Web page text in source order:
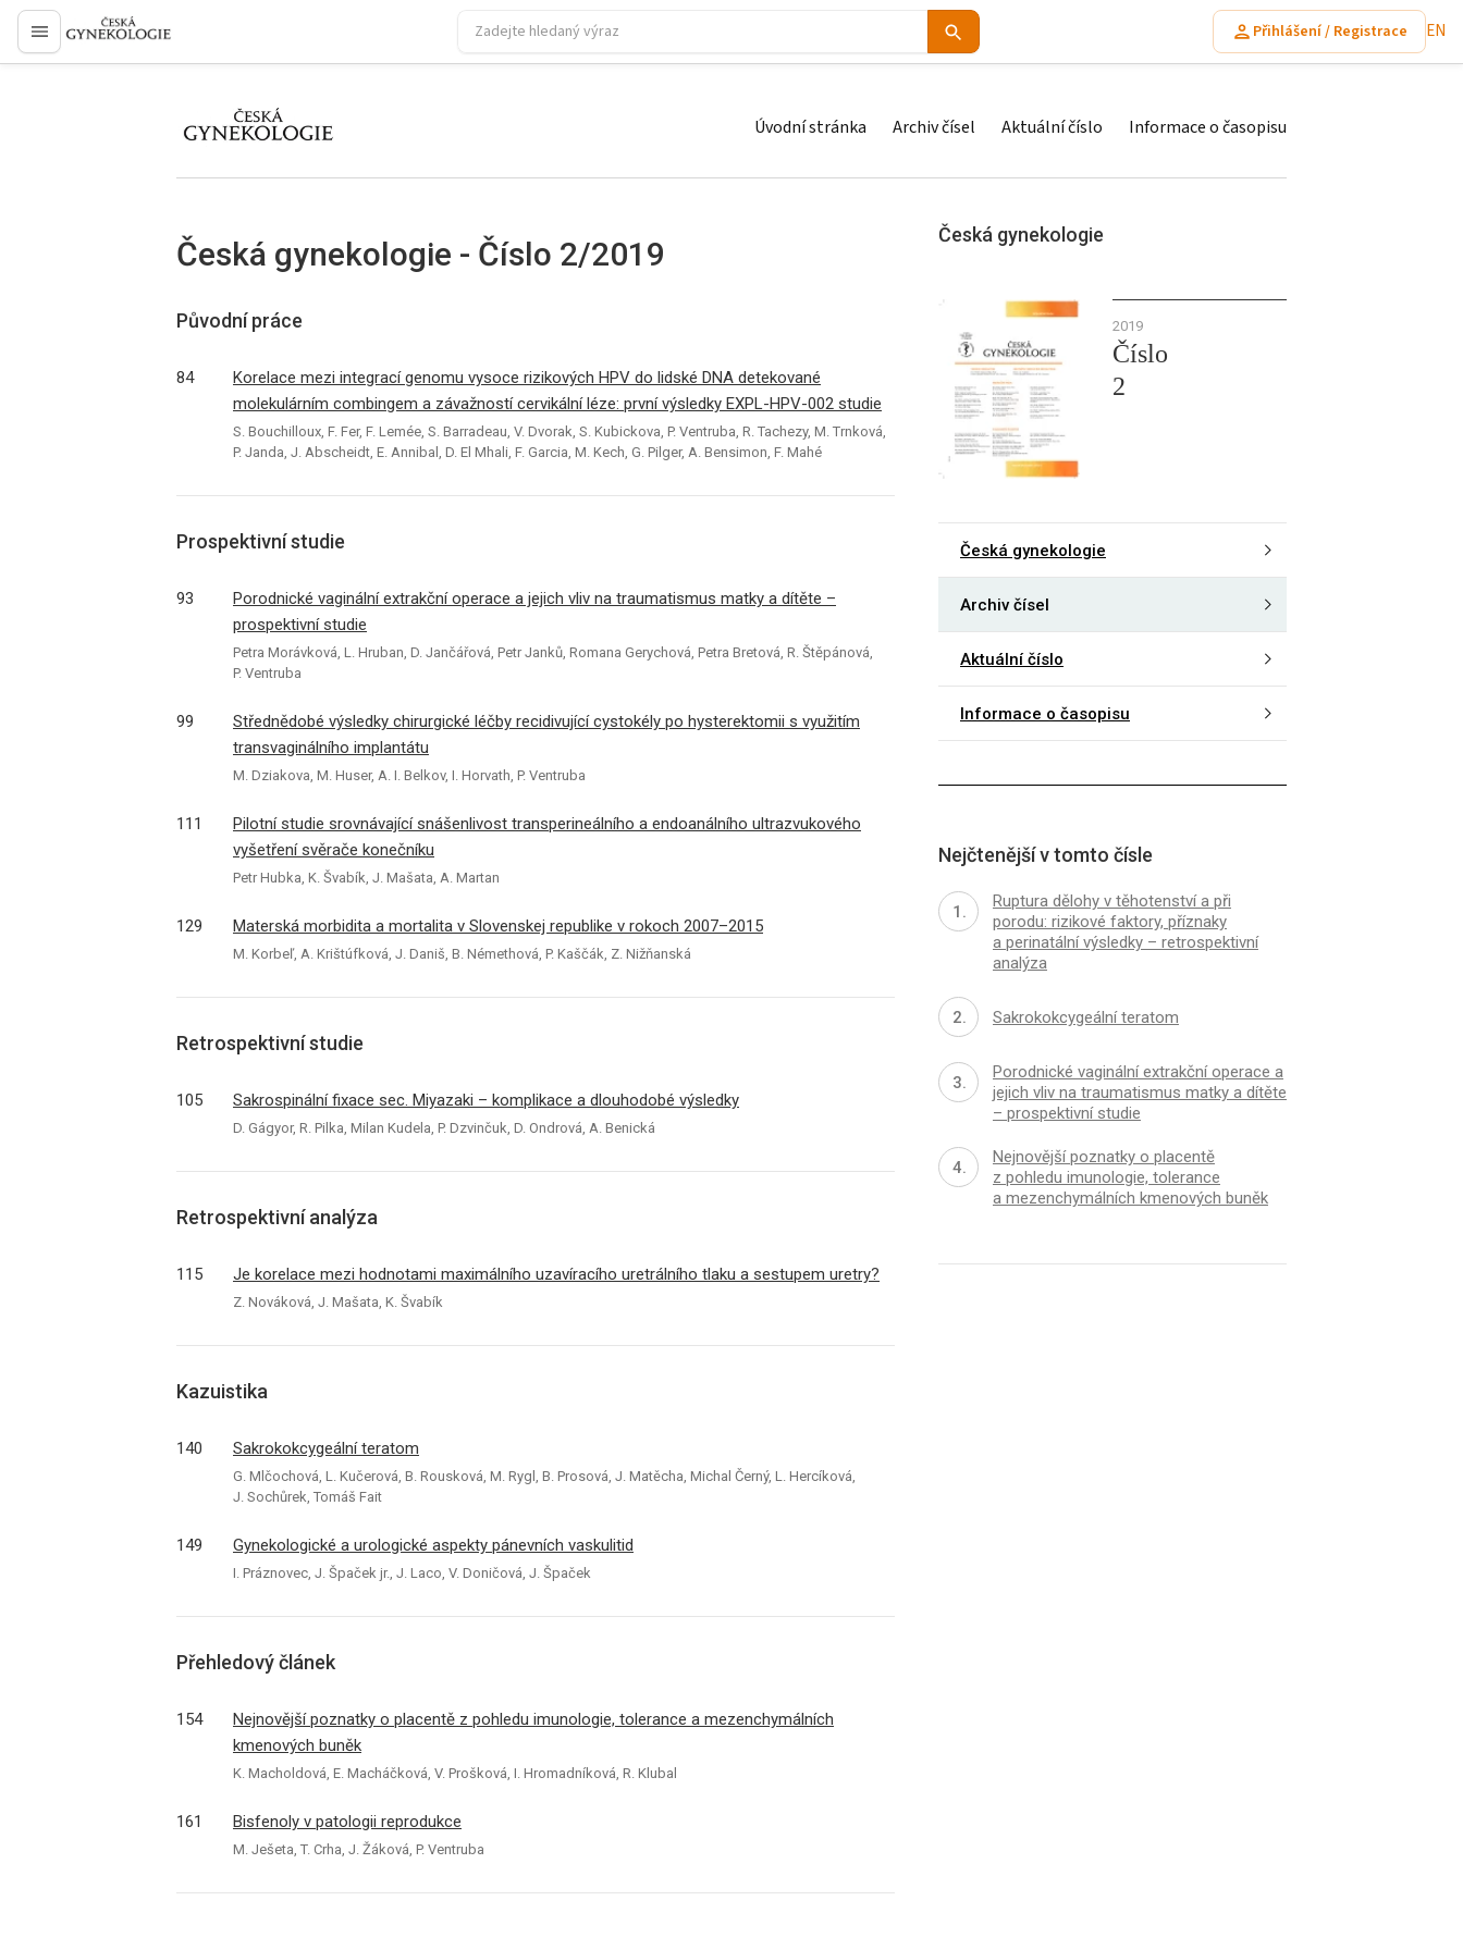
proLékaře.cz
Přihlášení / Registrace EN
proLékaře.cz Úvodní stránka Archiv čísel Aktuální číslo Informace o časopisu
Česká gynekologie - Číslo 2/2019
Původní práce
84
Korelace mezi integrací genomu vysoce rizikových HPV do lidské DNA detekované
molekulárním combingem a závažností cervikální léze: první výsledky EXPL-HPV-002 studie
S. Bouchilloux, F. Fer, F. Lemée, S. Barradeau, V. Dvorak, S. Kubickova, P. Ventruba, R. Tachezy, M. Trnková,
P. Janda, J. Abscheidt, E. Annibal, D. El Mhali, F. Garcia, M. Kech, G. Pilger, A. Bensimon, F. Mahé
Prospektivní studie
93
Porodnické vaginální extrakční operace a jejich vliv na traumatismus matky a dítěte –
prospektivní studie
Petra Morávková, L. Hruban, D. Jančářová, Petr Janků, Romana Gerychová, Petra Bretová, R. Štěpánová,
P. Ventruba
99
Střednědobé výsledky chirurgické léčby recidivující cystokély po hysterektomii s využitím
transvaginálního implantátu
M. Dziakova, M. Huser, A. I. Belkov, I. Horvath, P. Ventruba
111
Pilotní studie srovnávající snášenlivost transperineálního a endoanálního ultrazvukového
vyšetření svěrače konečníku
Petr Hubka, K. Švabík, J. Mašata, A. Martan
129 Materská morbidita a mortalita v Slovenskej republike v rokoch 2007–2015
M. Korbeľ, A. Krištúfková, J. Daniš, B. Némethová, P. Kaščák, Z. Nižňanská
Retrospektivní studie
105 Sakrospinální fixace sec. Miyazaki – komplikace a dlouhodobé výsledky
D. Gágyor, R. Pilka, Milan Kudela, P. Dzvinčuk, D. Ondrová, A. Benická
Retrospektivní analýza
115 Je korelace mezi hodnotami maximálního uzavíracího uretrálního tlaku a sestupem uretry?
Z. Nováková, J. Mašata, K. Švabík
Kazuistika
140 Sakrokokcygeální teratom
G. Mlčochová, L. Kučerová, B. Rousková, M. Rygl, B. Prosová, J. Matěcha, Michal Černý, L. Hercíková,
J. Sochůrek, Tomáš Fait
149 Gynekologické a urologické aspekty pánevních vaskulitid
I. Práznovec, J. Špaček jr., J. Laco, V. Doničová, J. Špaček
Přehledový článek
154
Nejnovější poznatky o placentě z pohledu imunologie, tolerance a mezenchymálních
kmenových buněk
K. Macholdová, E. Macháčková, V. Prošková, I. Hromadníková, R. Klubal
161 Bisfenoly v patologii reprodukce
M. Ješeta, T. Crha, J. Žáková, P. Ventruba
Česká gynekologie
2019
Číslo
2
Česká gynekologie
Archiv čísel
Aktuální číslo
Informace o časopisu
Nejčtenější v tomto čísle
Ruptura dělohy v těhotenství a při
porodu: rizikové faktory, příznaky
a perinatální výsledky – retrospektivní
analýza
Sakrokokcygeální teratom
Porodnické vaginální extrakční operace a
jejich vliv na traumatismus matky a dítěte
– prospektivní studie
Nejnovější poznatky o placentě
z pohledu imunologie, tolerance
a mezenchymálních kmenových buněk